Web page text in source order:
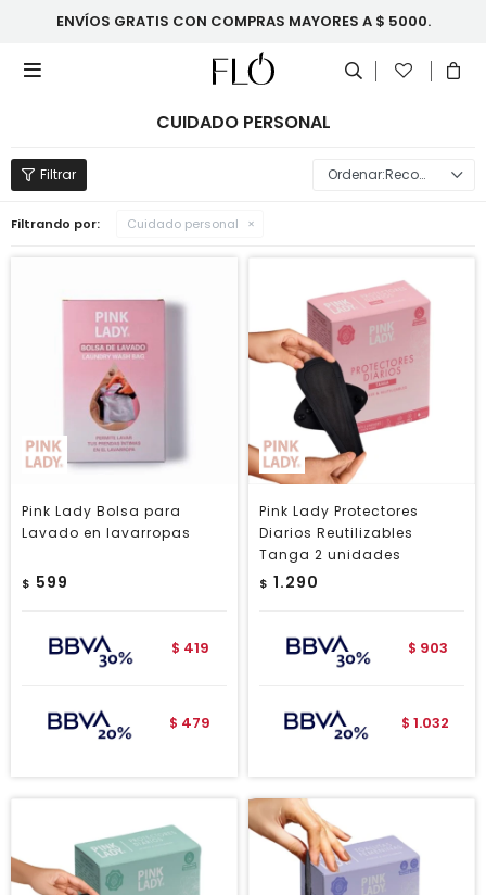
ENVÍOS GRATIS CON COMPRAS MAYORES A $ 5000.

CUIDADO PERSONAL
Recomendados
Filtrando por: Cuidado personal
Pink Lady Bolsa para
Lavado en lavarropas
$ 599
$ 419
$ 479
Pink Lady Protectores
Diarios Reutilizables
Tanga 2 unidades
$ 1.290
$ 903
$ 1.032